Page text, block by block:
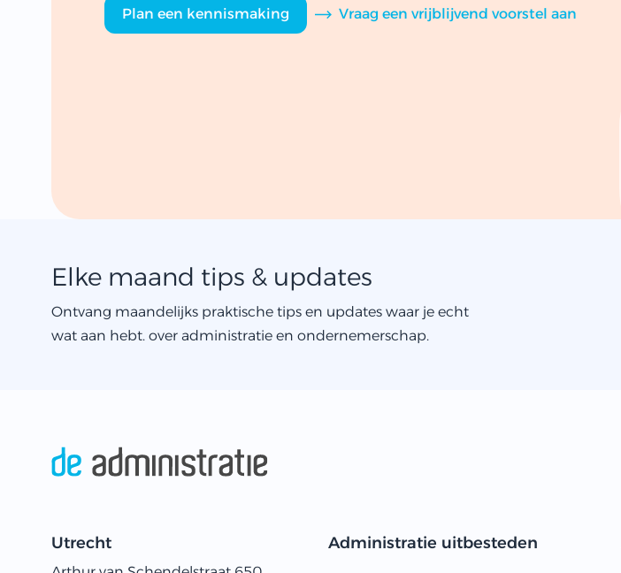
Plan een kennismaking Vraag een vrijblijvend voorstel aan
Elke maand tips & updates
Ontvang maandelijks praktische tips en updates waar je echt
wat aan hebt. over administratie en ondernemerschap.
Utrecht Administratie uitbesteden